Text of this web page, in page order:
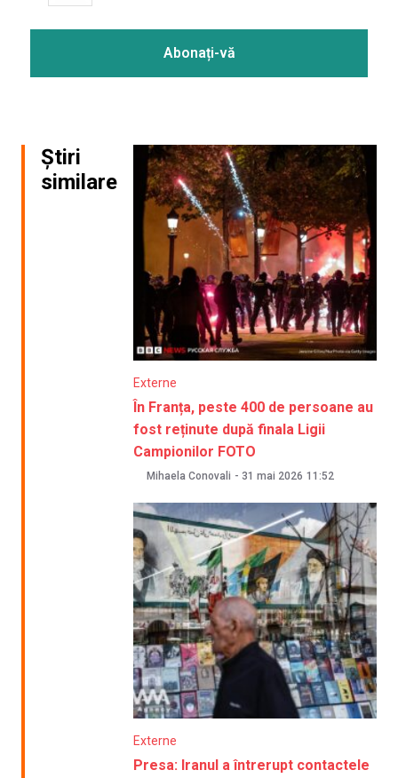
Știri
similare
Externe
În Franța, peste 400 de persoane au
fost reținute după finala Ligii
Campionilor FOTO
Mihaela Conovali - 31 mai 2026 11:52
Externe
Presa: Iranul a întrerupt contactele